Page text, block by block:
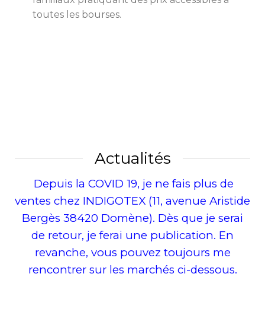
toutes les bourses.
Actualités
Depuis la COVID 19, je ne fais plus de
ventes chez INDIGOTEX (11, avenue Aristide
Bergès 38420 Domène). Dès que je serai
de retour, je ferai une publication. En
revanche, vous pouvez toujours me
rencontrer sur les marchés ci-dessous.